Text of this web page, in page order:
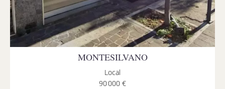
MONTESILVANO
Local
90 000 €